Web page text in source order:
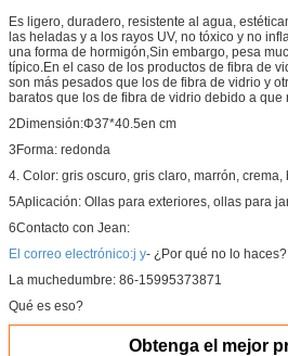
Es ligero, duradero, resistente al agua,
las heladas y a los rayos UV, no tóxico y no
una forma de hormigón,Sin embargo, pesa
típico.En el caso de los productos de fibra de
son más pesados que los de fibra de vidrio y
baratos que los de fibra de vidrio debido a
2Dimensión:Φ37*40.5en cm
3Forma: redonda
4. Color: gris oscuro, gris claro, marrón, crema,
5Aplicación: Ollas para exteriores, ollas para
6Contacto con Jean:
El correo electrónico:j y- ¿Por qué no lo haces?
La muchedumbre: 86-15995373871
Qué es eso?
Obtenga el mejor